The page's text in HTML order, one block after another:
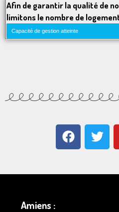
Afin de garantir la qualité de
limitons le nombre de
Capacité de gestion atteinte
Amiens :